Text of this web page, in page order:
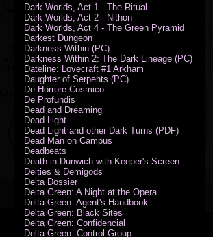
Dark Worlds, Act 1 - The Ritual
Dark Worlds, Act 2 - Nithon
Dark Worlds, Act 4 - The Green Pyramid
Darkest Dungeon
Darkness Within (PC)
Darkness Within 2: The Dark Lineage (PC)
Dateline: Lovecraft #1 Arkham
Daughter of Serpents (PC)
De Horrore Cosmico
De Profundis
Dead and Dreaming
Dead Light
Dead Light and other Dark Turns (PDF)
Dead Man on Campus
Deadbeats
Death in Dunwich with Keeper's Screen
Deities & Demigods
Delta Dossier
Delta Green: A Night at the Opera
Delta Green: Agent's Handbook
Delta Green: Black Sites
Delta Green: Confidencial
Delta Green: Control Group